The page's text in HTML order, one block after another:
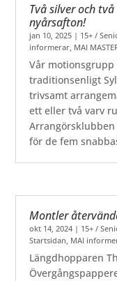
Två silver och
nyårsafton!
jan 10, 2025 | 15+ /
informerar MAI
Vår motionsgrupp
traditionsenligt
trivsamt
ett eller två varv
för de fem
Montler
okt 14, 2024 | 15+ /
Startsidan, MAI
Längdhopparen